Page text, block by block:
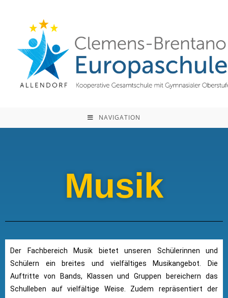
NAVIGATION
Musik
Der Fachbereich Musik bietet unseren Schülerinnen und
Schülern ein breites und vielfältiges Musikangebot. Die
Auftritte von Bands, Klassen und Gruppen bereichern das
Schulleben auf vielfältige Weise. Zudem repräsentiert der